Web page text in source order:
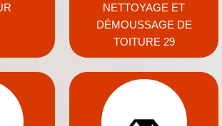
NETTOYAGE ET
DÉMOUSSAGE DE
TOITURE 29